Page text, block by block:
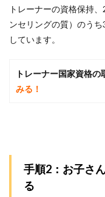
らい
果を
実感
か？
6.3
分で
しょ
う
トレーナーの資格保持
ンセリングの質）のう
しています。
トレーナー国家資格
みる！
手順2：お子さ
る